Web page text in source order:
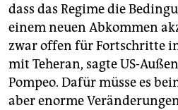
dass das Regime die
einem neuen Abkommen
zwar offen für Fortschritte
mit Teheran, sagte US-
Pompeo. Dafür müsse es
aber enorme